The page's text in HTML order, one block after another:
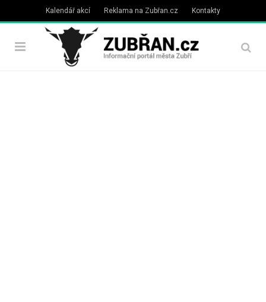
Kalendář akcí Reklama na Zubřan.cz Kontakty